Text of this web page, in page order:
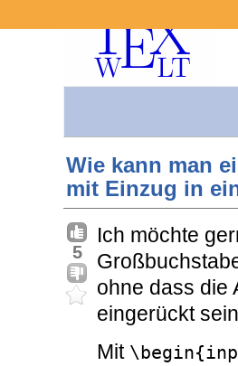
Wie kann man
mit Einzug in
5
Ich möchte
ohne dass die
eingerückt
Mit